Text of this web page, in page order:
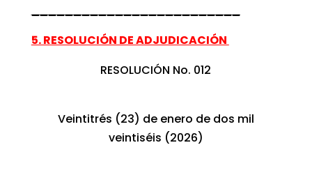
_________________________
5. RESOLUCIÓN DE ADJUDICACIÓN
RESOLUCIÓN No. 012
Veintitrés (23) de enero de dos mil
veintiséis (2026)